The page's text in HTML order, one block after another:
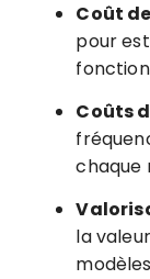
Coût
pour
Coûts
chaque
la